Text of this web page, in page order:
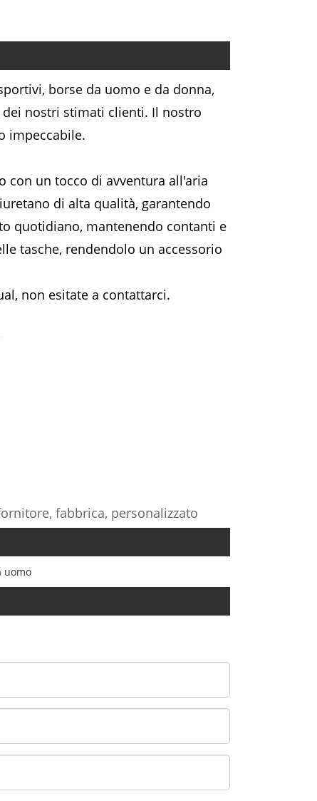
borse da uomo e da donna,
dei nostri stimati clienti. Il nostro
impeccabile.
un tocco di avventura all'aria
di alta qualità, garantendo
quotidiano, mantenendo contanti e
tasche, rendendolo un accessorio
non esitate a contattarci.
fabbrica, personalizzato
uomo